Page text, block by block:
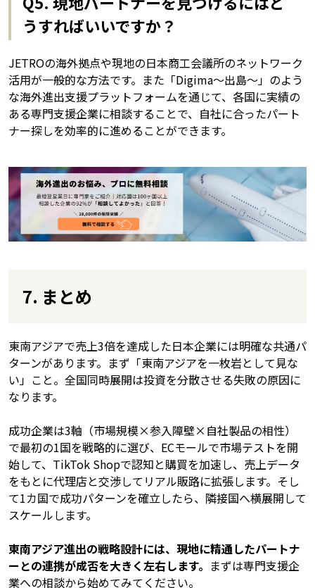
うすればいいですか？
JETROの海外拠点や現地の日本商工会議所のネットワーク
活用が一般的な方法です。また「Digima〜出島〜」のよう
な海外進出支援プラットフォームを通じて、各国に実績の
ある専門支援企業に相談することで、自社に合ったパート
ナー探しを効率的に進めることができます。
7. まとめ
東南アジアで売上3倍を達成した日本企業には明確な共通パ
ターンがあります。まず「東南アジアを一枚岩として見な
い」こと。全国同時展開は投資を分散させる失敗の原因に
なります。
成功企業は3軸（市場規模×参入障壁×自社製品の相性）
で最初の1国を戦略的に選び、ECモールで市場テストを開
始して、TikTok Shopで認知と購買を加速し、売上データ
をもとに代理店と交渉してリアル販路に拡張します。そし
て1カ国で成功パターンを確立したら、隣接国へ横展開して
スケールします。
東南アジア進出の戦略設計には、現地に精通したパートナ
ーとの連携が成否を大きく左右します。 まずは専門支援企
業への相談から始めてみてください。